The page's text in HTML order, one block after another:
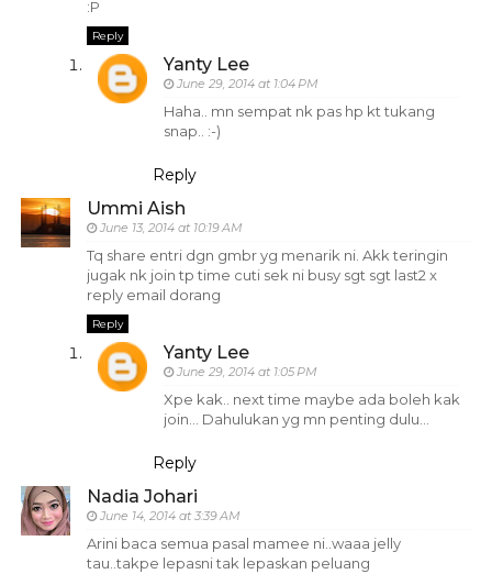
:P
Reply
Yanty Lee
June 29, 2014 at 1:04 PM
Haha.. mn sempat nk pas hp kt tukang
snap.. :-)
Reply
Ummi Aish
June 13, 2014 at 10:19 AM
Tq share entri dgn gmbr yg menarik ni. Akk teringin
jugak nk join tp time cuti sek ni busy sgt sgt last2 x
reply email dorang
Reply
Yanty Lee
June 29, 2014 at 1:05 PM
Xpe kak.. next time maybe ada boleh kak
join... Dahulukan yg mn penting dulu...
Reply
Nadia Johari
June 14, 2014 at 3:39 AM
Arini baca semua pasal mamee ni..waaa jelly
tau..takpe lepasni tak lepaskan peluang